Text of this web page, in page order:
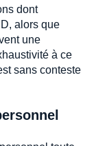
dont
alors que
une
à ce
sans conteste